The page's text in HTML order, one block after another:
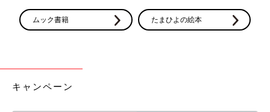
ムック書籍 たまひよの絵本
キャンペーン